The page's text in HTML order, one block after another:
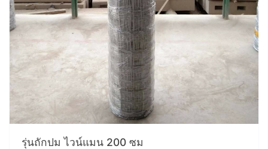
รุ่นถักปม ไวน์แมน 200 ซม